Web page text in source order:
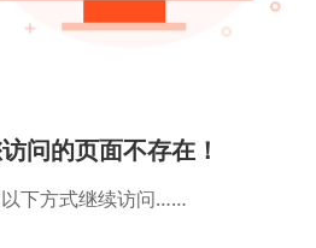
问的页面不存在！
下方式继续访问……